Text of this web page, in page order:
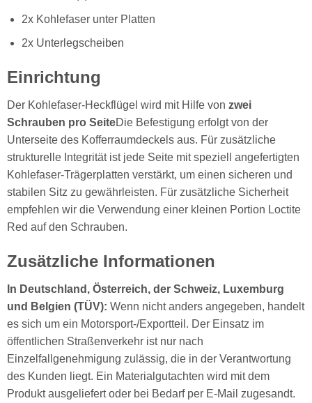
2x Kohlefaser unter Platten
2x Unterlegscheiben
Einrichtung
Der Kohlefaser-Heckflügel wird mit Hilfe von zwei
Schrauben pro SeiteDie Befestigung erfolgt von der
Unterseite des Kofferraumdeckels aus. Für zusätzliche
strukturelle Integrität ist jede Seite mit speziell angefertigten
Kohlefaser-Trägerplatten verstärkt, um einen sicheren und
stabilen Sitz zu gewährleisten. Für zusätzliche Sicherheit
empfehlen wir die Verwendung einer kleinen Portion Loctite
Red auf den Schrauben.
Zusätzliche Informationen
In Deutschland, Österreich, der Schweiz, Luxemburg
und Belgien (TÜV): Wenn nicht anders angegeben, handelt
es sich um ein Motorsport-/Exportteil. Der Einsatz im
öffentlichen Straßenverkehr ist nur nach
Einzelfallgenehmigung zulässig, die in der Verantwortung
des Kunden liegt. Ein Materialgutachten wird mit dem
Produkt ausgeliefert oder bei Bedarf per E-Mail zugesandt.